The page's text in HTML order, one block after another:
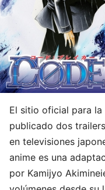
El sitio oficial para la
publicado dos
en televisiones
anime es una
por Kamijyo